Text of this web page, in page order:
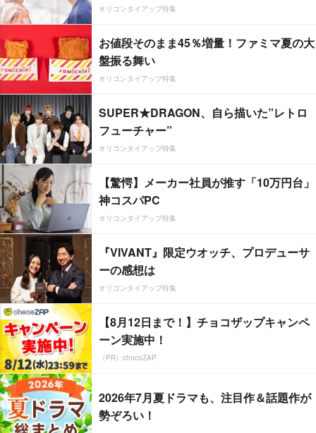
オリコンタイアップ特集
お値段そのまま45％増量！ファミマ夏の大
盤振る舞い
オリコンタイアップ特集
SUPER★DRAGON、自ら描いた”レトロ
フューチャー”
オリコンタイアップ特集
【驚愕】メーカー社員が推す「10万円台」
神コスパPC
オリコンタイアップ特集
『VIVANT』限定ウオッチ、プロデューサ
ーの感想は
オリコンタイアップ特集
【8月12日まで！】チョコザップキャンペ
ーン実施中！
（PR）chocoZAP
2026年7月夏ドラマも、注目作＆話題作が
勢ぞろい！